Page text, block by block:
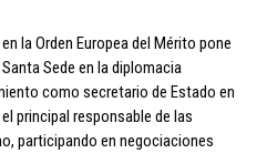
la Orden Europea del Mérito pone
Sede en la diplomacia
como secretario de Estado en
principal responsable de las
participando en negociaciones